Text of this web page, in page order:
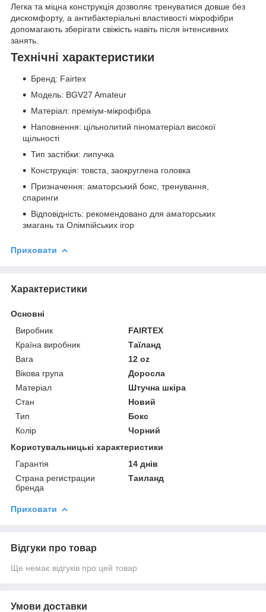
Легка та міцна конструкція дозволяє тренуватися довше без
дискомфорту, а антибактеріальні властивості мікрофібри
допомагають зберігати свіжість навіть після інтенсивних
занять.
Технічні характеристики
Бренд: Fairtex
Модель: BGV27 Amateur
Матеріал: преміум-мікрофібра
Наповнення: цільнолитий піноматеріал високої
щільності
Тип застібки: липучка
Конструкція: товста, заокруглена головка
Призначення: аматорський бокс, тренування,
спаринги
Відповідність: рекомендовано для аматорських
змагань та Олімпійських ігор
Приховати
Характеристики
Основні
Виробник
FAIRTEX
Країна виробник
Таїланд
Вага
12 oz
Вікова група
Доросла
Матеріал
Штучна шкіра
Стан
Новий
Тип
Бокс
Колір
Чорний
Користувальницькі характеристики
Гарантія
14 днів
Страна регистрации
бренда
Таиланд
Приховати
Відгуки про товар
Ще немає відгуків про цей товар
Умови доставки